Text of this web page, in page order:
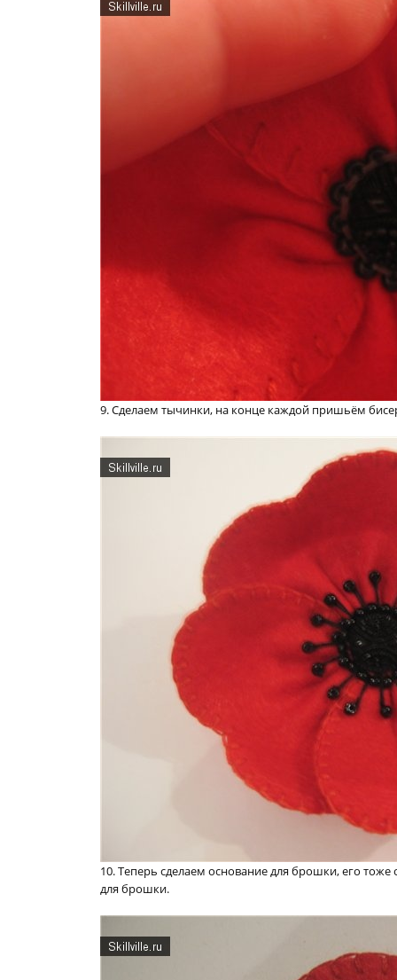
9. Сделаем тычинки, на конце каждой пришьём
10. Теперь сделаем основание для брошки, его
для брошки.